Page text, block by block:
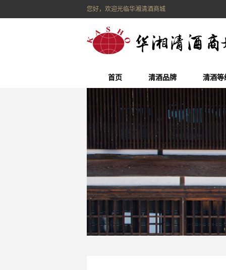
您好，欢迎光临华湘清酒商城
首页 清酒品牌 清酒等